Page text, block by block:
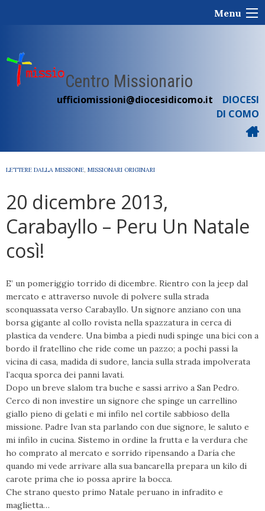
Menu
Centro Missionario
ufficiomissioni@diocesidicomo.it
DIOCESI
DI COMO
LETTERE DALLA MISSIONE, MISSIONARI ORIGINARI
20 dicembre 2013,
Carabayllo – Peru Un Natale
così!
E’ un pomeriggio torrido di dicembre. Rientro con la jeep dal
mercato e attraverso nuvole di polvere sulla strada
sconquassata verso Carabayllo. Un signore anziano con una
borsa gigante al collo rovista nella spazzatura in cerca di
plastica da vendere. Una bimba a piedi nudi spinge una bici con a
bordo il fratellino che ride come un pazzo; a pochi passi la
vicina di casa, madida di sudore, lancia sulla strada impolverata
l’acqua sporca dei panni lavati.
Dopo un breve slalom tra buche e sassi arrivo a San Pedro.
Cerco di non investire un signore che spinge un carrellino
giallo pieno di gelati e mi infilo nel cortile sabbioso della
missione. Padre Ivan sta parlando con due signore, le saluto e
mi infilo in cucina. Sistemo in ordine la frutta e la verdura che
ho comprato al mercato e sorrido ripensando a Daría che
quando mi vede arrivare alla sua bancarella prepara un kilo di
carote prima che io possa aprire la bocca.
Che strano questo primo Natale peruano in infradito e
maglietta…